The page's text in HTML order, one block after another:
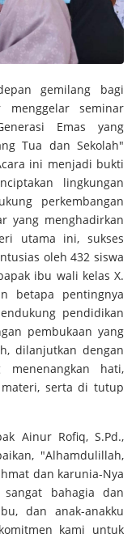
gemilang bagi
menggelar seminar
Emas yang
Tua dan Sekolah"
ini menjadi bukti
lingkungan
perkembangan
yang menghadirkan
utama ini, sukses
oleh 432 siswa
ibu wali kelas X.
betapa pentingnya
pendidikan
pembukaan yang
dilanjutkan dengan
hati,
serta di tutup
Ainur Rofiq, S.Pd.,
"Alhamdulillah,
dan karunia-Nya
bahagia dan
dan anak-anakku
kami untuk